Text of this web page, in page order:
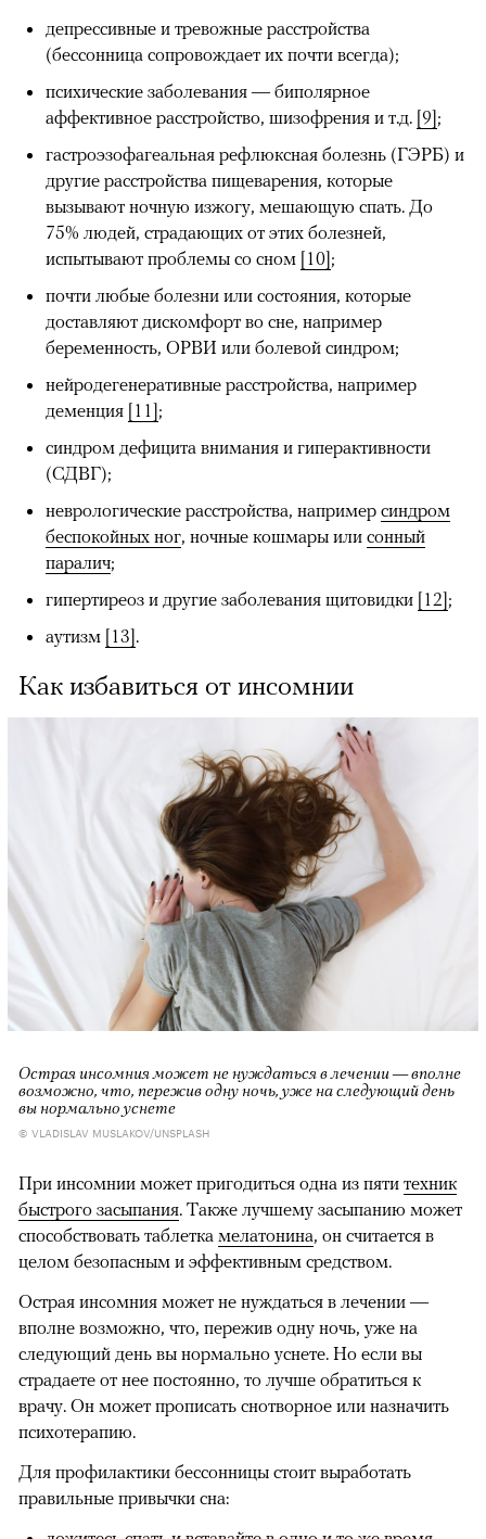
депрессивные и тревожные расстройства
(бессонница сопровождает их почти всегда);
психические заболевания — биполярное
аффективное расстройство, шизофрения и т.д. [9];
гастроэзофагеальная рефлюксная болезнь (ГЭРБ) и
другие расстройства пищеварения, которые
вызывают ночную изжогу, мешающую спать. До
75% людей, страдающих от этих болезней,
испытывают проблемы со сном [10];
почти любые болезни или состояния, которые
доставляют дискомфорт во сне, например
беременность, ОРВИ или болевой синдром;
нейродегенеративные расстройства, например
деменция [11];
синдром дефицита внимания и гиперактивности
(СДВГ);
неврологические расстройства, например синдром
беспокойных ног, ночные кошмары или сонный
паралич;
гипертиреоз и другие заболевания щитовидки [12];
аутизм [13].
Как избавиться от инсомнии
Острая инсомния может не нуждаться в лечении — вполне
возможно, что, пережив одну ночь, уже на следующий день
вы нормально уснете
© VLADISLAV MUSLAKOV/UNSPLASH
При инсомнии может пригодиться одна из пяти техник
быстрого засыпания. Также лучшему засыпанию может
способствовать таблетка мелатонина, он считается в
целом безопасным и эффективным средством.
Острая инсомния может не нуждаться в лечении —
вполне возможно, что, пережив одну ночь, уже на
следующий день вы нормально уснете. Но если вы
страдаете от нее постоянно, то лучше обратиться к
врачу. Он может прописать снотворное или назначить
психотерапию.
Для профилактики бессонницы стоит выработать
правильные привычки сна: